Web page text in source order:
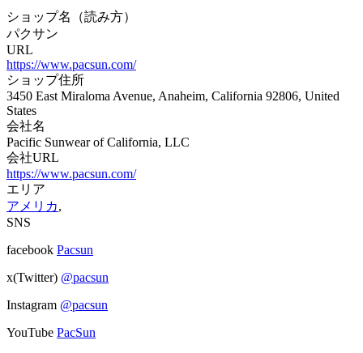
ショップ名
（読み方）
パクサン
URL
https://www.pacsun.com/
ショップ住所
3450 East Miraloma Avenue, Anaheim, California 92806, United
States
会社名
Pacific Sunwear of California, LLC
会社URL
https://www.pacsun.com/
エリア
アメリカ,
SNS
facebook Pacsun
x(Twitter) @pacsun
Instagram @pacsun
YouTube PacSun